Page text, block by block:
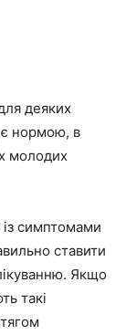
деяких
є нормою, в
молодих
симптомами
ставити
Якщо
такі